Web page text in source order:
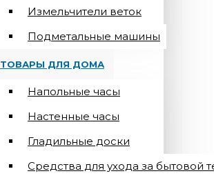
Измельчители веток
Подметальные машины
ТОВАРЫ ДЛЯ ДОМА
Напольные часы
Настенные часы
Гладильные доски
Средства для ухода за бытовой